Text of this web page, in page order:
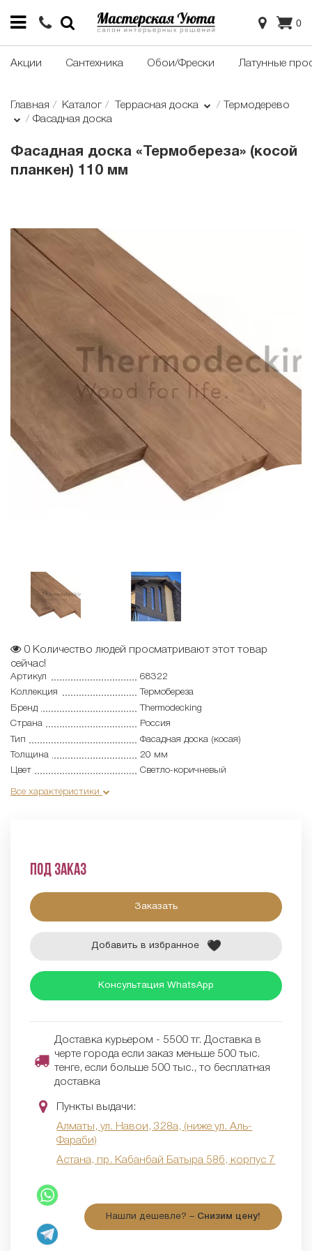
0
Акции Сантехника Обои/Фрески Латунные
Главная Каталог Террасная доска
Термодерево
Фасадная доска
Фасадная доска «Термобереза» (косой
планкен) 110 мм
0 Количество людей просматривают этот товар
сейчас!
Артикул
68322
Коллекция
Термобереза
Бренд
Thermodecking
Страна
Россия
Тип
Фасадная доска (косая)
Толщина
20 мм
Цвет
Светло-коричневый
Все характеристики
Под заказ
Заказать
Добавить в избранное
Консультация WhatsApp
Доставка курьером - 5500 тг. Доставка в
черте города если заказ меньше 500 тыс.
тенге, если больше 500 тыс., то бесплатная
доставка
Пункты выдачи:
Алматы, ул. Навои, 328а, (ниже ул. Аль-
Фараби)
Астана, пр. Кабанбай Батыра 58б, корпус 7
Нашли дешевле? – Снизим цену!